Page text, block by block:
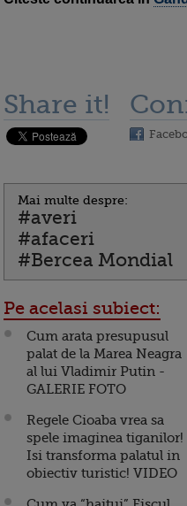
Share it!
Mai multe despre:
#averi
#afaceri
#Bercea Mondial
Pe acelasi subiect:
Cum arata presupusul
palat de la Marea Neagra
al lui Vladimir Putin -
GALERIE FOTO
Regele Cioaba vrea sa
spele imaginea tiganilor!
Isi transforma palatul in
obiectiv turistic! VIDEO